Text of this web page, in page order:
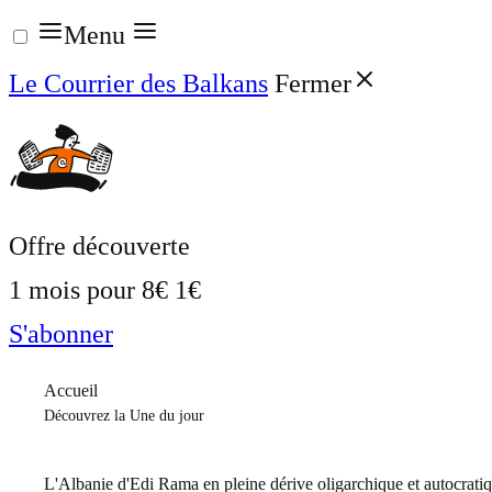
Aller
au
contenu
Menu
Le Courrier des Balkans Fermer
Offre découverte
1 mois pour 8€ 1€
S'abonner
Accueil
Découvrez la Une du jour
L'Albanie d'Edi Rama en pleine dérive oligarchique et